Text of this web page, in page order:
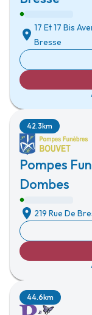
17 Et 17 Bis
Bresse
Pompes
Dombes
42.3km
219 Rue De
44.6km